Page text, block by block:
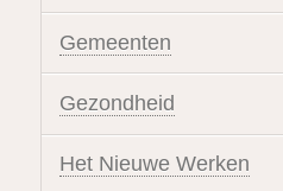
Gemeenten
Gezondheid
Het Nieuwe Werken